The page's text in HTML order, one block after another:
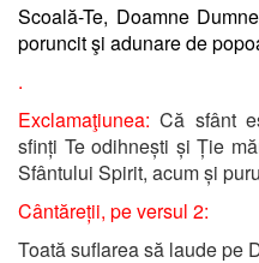
Scoală-Te, Doamne
poruncit şi adunare de
.
Exclamaţiunea: Că sfânt
sfinți Te odihnești și Ție
Sfântului Spirit, acum și
Cântăreții, pe versul 2:
Toată suflarea să laude pe